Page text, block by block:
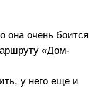
очень боится
«Дом-
у него еще и